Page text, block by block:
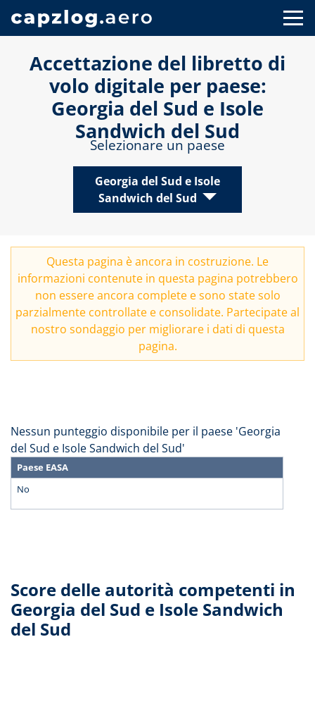
Accettazione del libretto di
volo digitale per paese:
Georgia del Sud e Isole
Sandwich del Sud
Selezionare un paese
Georgia del Sud e Isole
Sandwich del Sud
Questa pagina è ancora in costruzione. Le
informazioni contenute in questa pagina potrebbero
non essere ancora complete e sono state solo
parzialmente controllate e consolidate. Partecipate al
nostro sondaggio per migliorare i dati di questa
pagina.
Nessun punteggio disponibile per il paese 'Georgia
del Sud e Isole Sandwich del Sud'
Paese EASA
No
Score delle autorità competenti in
Georgia del Sud e Isole Sandwich
del Sud